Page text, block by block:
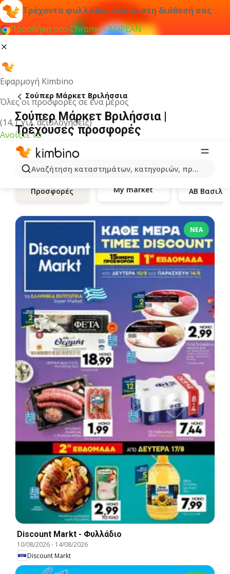
Τρέχοντα φυλλάδια πάντα στη διάθεσή σας
Προσθήκη στο Chrome - ΔΩΡΕΑΝ
Εφαρμογή Kimbino
Όλες οι προσφορές σε ένα μέρος
(14,1 χιλ. αξιολογήσεις)
Ανοίξτε το
Αναζήτηση καταστημάτων, κατηγοριών, προϊόντων...
Σούπερ Μάρκετ Βριλήσσια
Σούπερ Μάρκετ Βριλήσσια |
Τρέχουσες προσφορές
Προσφορές My market
ΝΈΑ
Discount Markt - Φυλλάδιο
10/08/2026- 14/08/2026
Discount Markt